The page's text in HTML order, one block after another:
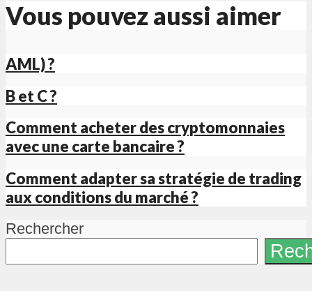
Vous pouvez aussi aimer
AML) ?
B et C ?
Comment acheter des cryptomonnaies
avec une carte bancaire ?
Comment adapter sa stratégie de trading
aux conditions du marché ?
Rechercher